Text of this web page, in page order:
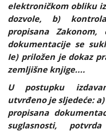
elektroničkom obliku
dozvole, b)
propisana
dokumentacije se
Ie) priložen je dokaz
zemljišne knjige....
U postupku
utvrđeno je sljedeće:
propisana
suglasnosti,